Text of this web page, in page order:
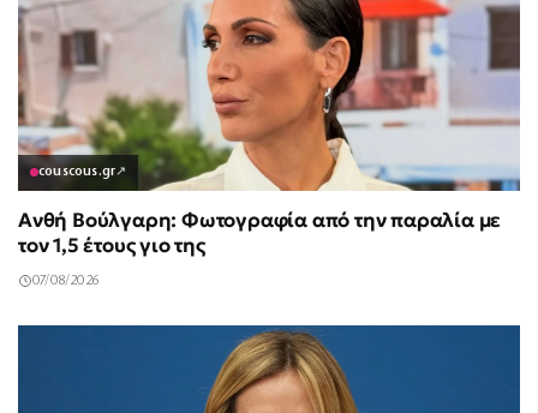
couscous.gr↗
Ανθή Βούλγαρη: Φωτογραφία από την παραλία με
τον 1,5 έτους γιο της
07/08/2026